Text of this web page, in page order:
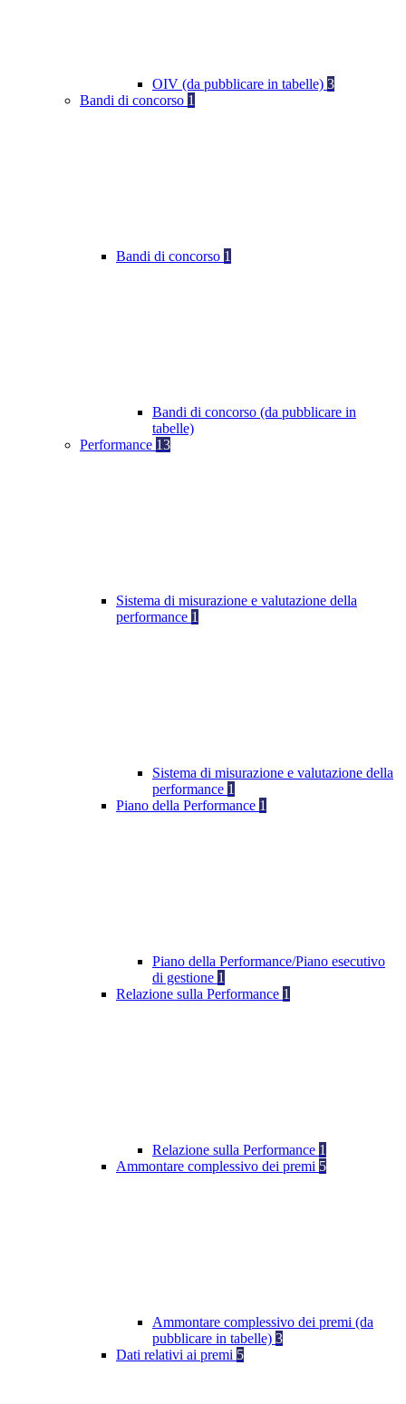
OIV (da pubblicare in tabelle) 3
Bandi di concorso 1
Bandi di concorso 1
Bandi di concorso (da pubblicare in
tabelle)
Performance 13
Sistema di misurazione e valutazione della
performance 1
Sistema di misurazione e valutazione della
performance 1
Piano della Performance 1
Piano della Performance/Piano esecutivo
di gestione 1
Relazione sulla Performance 1
Relazione sulla Performance 1
Ammontare complessivo dei premi 5
Ammontare complessivo dei premi (da
pubblicare in tabelle) 3
Dati relativi ai premi 5